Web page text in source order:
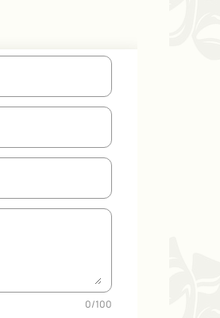
0/100